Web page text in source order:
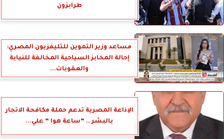
طرابزون
مساعد وزير التموين للتليفزيون المصري:
إحالة المخابز السياحية المخالفة للنيابة
والعقوبات...
الإذاعة المصرية تدعم حملة مكافحة الاتجار
بالبشر .. ”ساعة هوا ” علي...